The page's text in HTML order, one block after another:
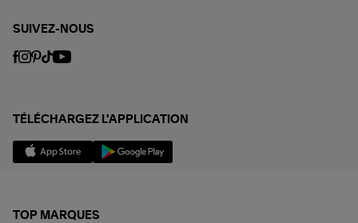
SUIVEZ-NOUS
TÉLÉCHARGEZ L'APPLICATION
TOP MARQUES